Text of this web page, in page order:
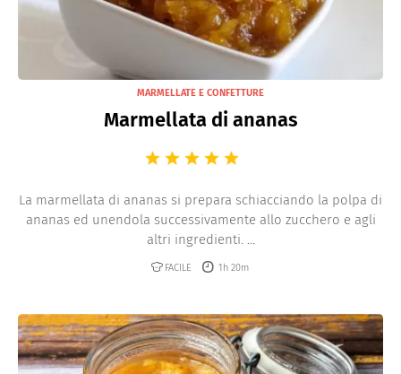
MARMELLATE E CONFETTURE
Marmellata di ananas
La marmellata di ananas si prepara schiacciando la polpa di
ananas ed unendola successivamente allo zucchero e agli
altri ingredienti. ...
FACILE 1h 20m